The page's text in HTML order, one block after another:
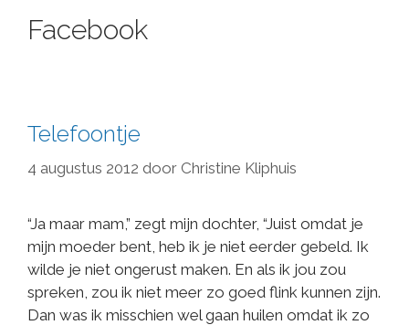
Facebook
Telefoontje
4 augustus 2012 door Christine Kliphuis
“Ja maar mam,” zegt mijn dochter, “Juist omdat je
mijn moeder bent, heb ik je niet eerder gebeld. Ik
wilde je niet ongerust maken. En als ik jou zou
spreken, zou ik niet meer zo goed flink kunnen zijn.
Dan was ik misschien wel gaan huilen omdat ik zo